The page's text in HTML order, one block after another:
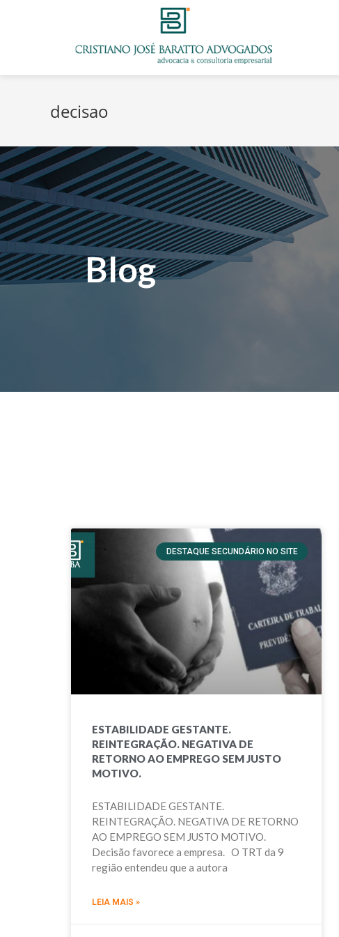
decisao
Blog
DESTAQUE SECUNDÁRIO NO SITE
ESTABILIDADE GESTANTE.
REINTEGRAÇÃO. NEGATIVA DE
RETORNO AO EMPREGO SEM JUSTO
MOTIVO.
ESTABILIDADE GESTANTE.
REINTEGRAÇÃO. NEGATIVA DE RETORNO
AO EMPREGO SEM JUSTO MOTIVO.
Decisão favorece a empresa. O TRT da 9
região entendeu que a autora
LEIA MAIS »